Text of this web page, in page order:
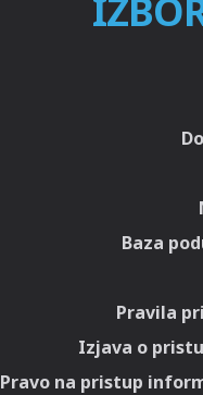
Baza
Pravila
Izjava o
Pravo na pristup